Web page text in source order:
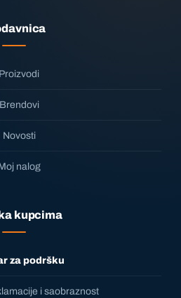
Proizvodi
Brendovi
Novosti
nalog
kupcima
za podršku
i saobraznost